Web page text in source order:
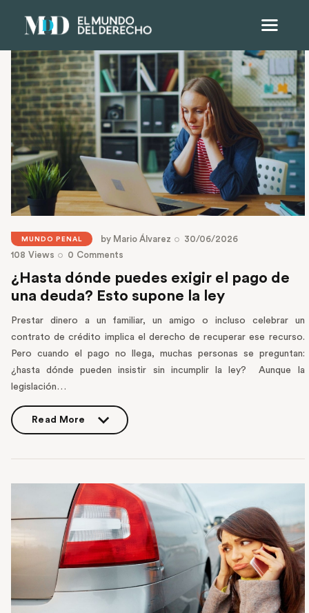
MUNDO PENAL by Mario Álvarez
30/06/2026
108 Views 0 Comments
¿Hasta dónde puedes exigir el pago de
una deuda? Esto supone la ley
Prestar dinero a un familiar, un amigo o incluso celebrar un
contrato de crédito implica el derecho de recuperar ese recurso.
Pero cuando el pago no llega, muchas personas se preguntan:
¿hasta dónde pueden insistir sin incumplir la ley? Aunque la
legislación…
Read More